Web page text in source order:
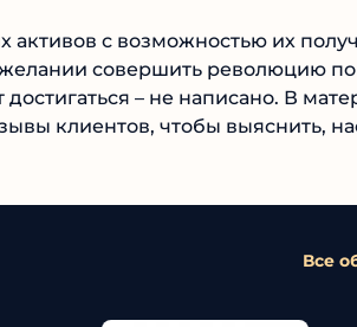
с возможностью их
желании совершить революцию по
– не написано. В
клиентов, чтобы выяснить,
Все